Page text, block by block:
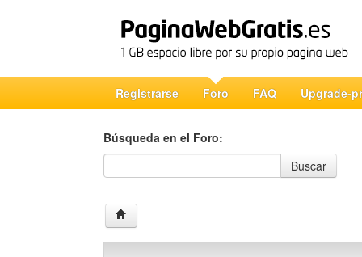
Registrarse Foro FAQ Upgrade-
Búsqueda en el Foro:
Búsqueda en el Foro
Buscar